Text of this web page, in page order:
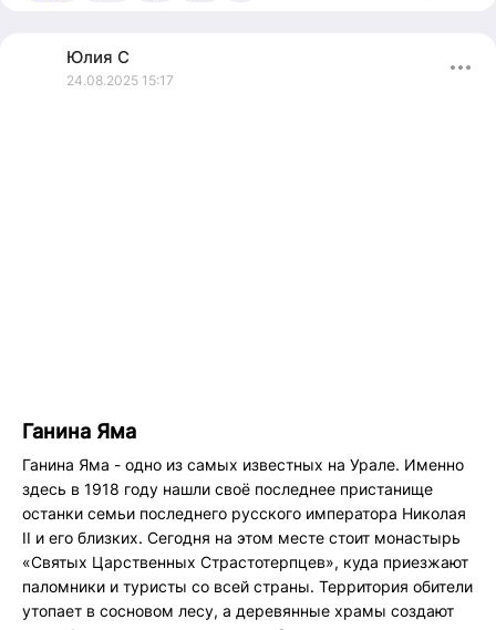
Юлия С
24.08.2025 15:17
Ганина Яма
Ганина Яма - одно из самых известных на Урале. Именно
здесь в 1918 году нашли своё последнее пристанище
останки семьи последнего русского императора Николая
II и его близких. Сегодня на этом месте стоит монастырь
«Святых Царственных Страстотерпцев», куда приезжают
паломники и туристы со всей страны. Территория обители
утопает в сосновом лесу, а деревянные храмы создают